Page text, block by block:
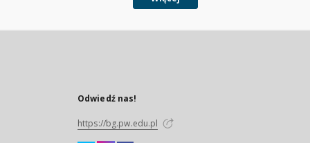
Odwiedź nas!
https://bg.pw.edu.pl